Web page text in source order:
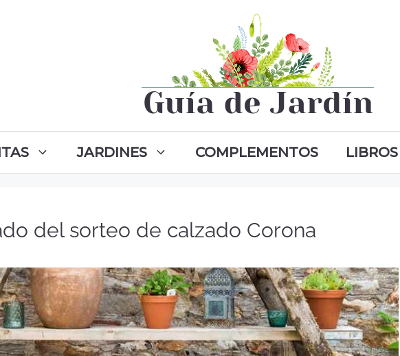
JARDINES COMPLEMENTOS LIBROS
del sorteo de calzado Corona